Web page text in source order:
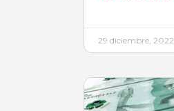
29 diciembre, 2022